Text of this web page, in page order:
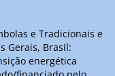
e Tradicionais e
Gerais, Brasil:
energética